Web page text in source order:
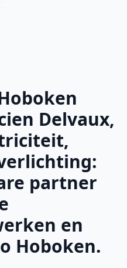
Delvaux,
partner
en
Hoboken.